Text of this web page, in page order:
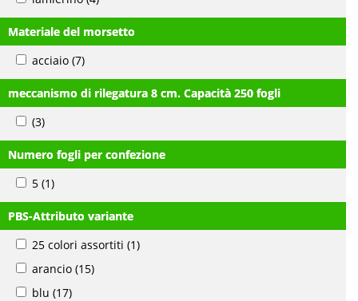
Materiale del morsetto
acciaio (7)
meccanismo di rilegatura 8 cm. Capacità 250 fogli
(3)
Numero fogli per confezione
5 (1)
PBS-Attributo variante
25 colori assortiti (1)
arancio (15)
blu (17)